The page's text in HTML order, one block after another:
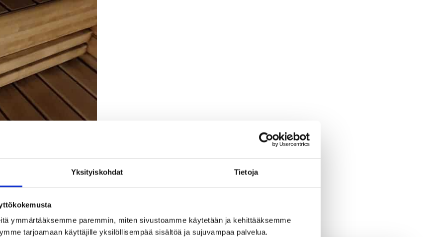
Yksityiskohdat Tietoja
ymmärtääksemme paremmin, miten sivustoamme käytetään ja kehittääksemme
tarjoamaan käyttäjille yksilöllisempää sisältöä ja sujuvampaa palvelua.